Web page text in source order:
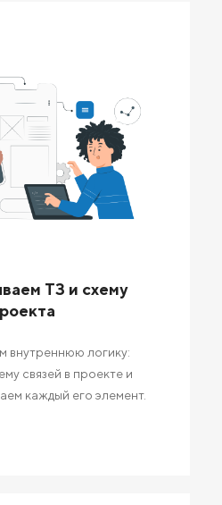
ТЗ и схему
внутреннюю логику:
связей в проекте и
каждый его элемент.